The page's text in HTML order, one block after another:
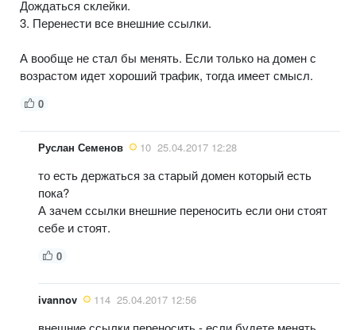
Дождаться склейки.
3. Перенести все внешние ссылки.
А вообще не стал бы менять. Если только на домен с
возрастом идет хороший трафик, тогда имеет смысл.
0
Руслан Семенов 10 25.04.2017 12:28
то есть держаться за старый домен который есть
пока?
А зачем ссылки внешние переносить если они стоят
себе и стоят.
0
ivannov 114 25.04.2017 12:56